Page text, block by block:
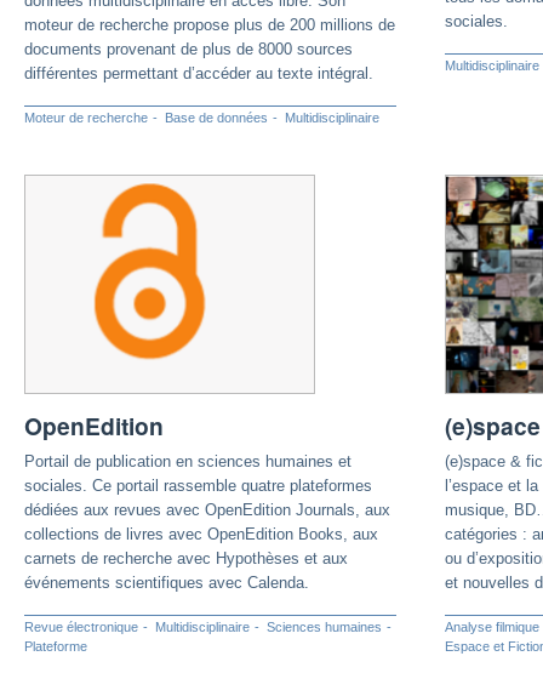
moteur de recherche propose plus de 200 millions de
documents provenant de plus de 8000 sources
différentes permettant d’accéder au texte intégral.
Moteur de recherche Base de données Multidisciplinaire
sociales.
Multidisciplinaire
OpenEdition
Portail de publication en sciences humaines et
sociales. Ce portail rassemble quatre plateformes
dédiées aux revues avec OpenEdition Journals, aux
collections de livres avec OpenEdition Books, aux
carnets de recherche avec Hypothèses et aux
événements scientifiques avec Calenda.
Revue électronique Multidisciplinaire
Sciences humaines
Plateforme
(e)space &
l’espace et
musique,
catégories :
ou
et nouvelles
Analyse filmique
Espace et